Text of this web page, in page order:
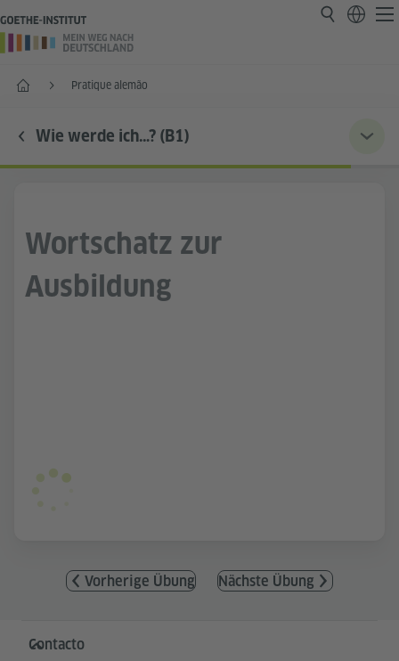
Página inicialPratique alemão
Wie werde ich…? (B1)
Wortschatz zur
Ausbildung
Vorherige Übung Nächste Übung
Service- und Informationsbereich
Contacto